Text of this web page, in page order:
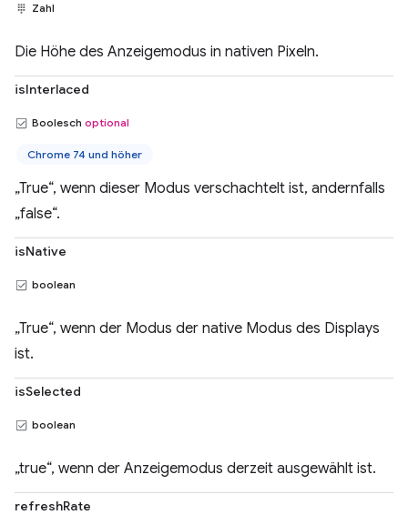
Zahl
Die Höhe des Anzeigemodus in nativen Pixeln.
isInterlaced
Boolesch optional
Chrome 74 und höher
„True“, wenn dieser Modus verschachtelt ist, andernfalls
„false“.
isNative
boolean
„True“, wenn der Modus der native Modus des Displays
ist.
isSelected
boolean
„true“, wenn der Anzeigemodus derzeit ausgewählt ist.
refreshRate